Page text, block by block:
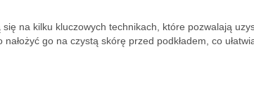
się na kilku kluczowych technikach, które pozwalają
go na czystą skórę przed podkładem, co